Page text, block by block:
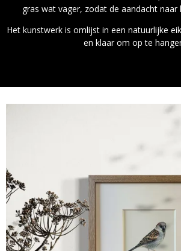
gras wat vager, zodat de aandacht
Het kunstwerk is omlijst in een natuurlijke
en klaar om op te